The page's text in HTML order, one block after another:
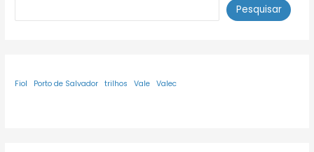
Pesquisar
Fiol Porto de Salvador trilhos Vale Valec